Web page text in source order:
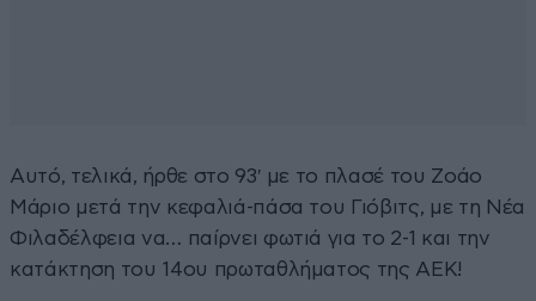
Αυτό, τελικά, ήρθε στο 93′ με το πλασέ του Ζοάο
Μάριο μετά την κεφαλιά-πάσα του Γιόβιτς, με τη Νέα
Φιλαδέλφεια να… παίρνει φωτιά για το 2-1 και την
κατάκτηση του 14ου πρωταθλήματος της ΑΕΚ!